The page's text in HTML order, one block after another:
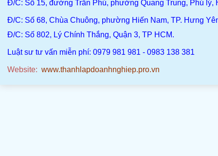
Đ/C: Số 15, đường Trần Phú, phường Quang Trung, Phú lý,
Đ/C: Số 68, Chùa Chuông, phường Hiến Nam, TP. Hưng
Đ/C: Số 802, Lý Chính Thắng, Quận 3, TP HCM.
Luật sư tư vấn miễn phí: 0979 981 981 - 0983 138 381
Website: www.thanhlapdoanhnghiep.pro.vn